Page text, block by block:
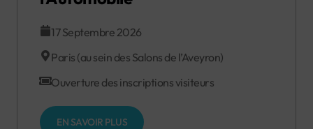
17 Septembre 2026
Paris (au sein des Salons de l’Aveyron)
Ouverture des inscriptions visiteurs
EN SAVOIR PLUS